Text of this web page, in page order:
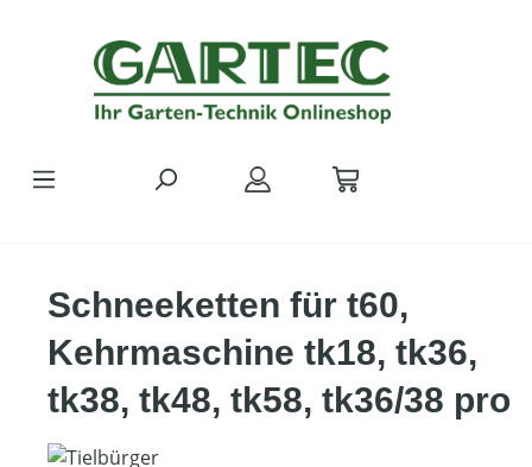
Schneeketten für t60,
Kehrmaschine tk18, tk36,
tk38, tk48, tk58, tk36/38 pro